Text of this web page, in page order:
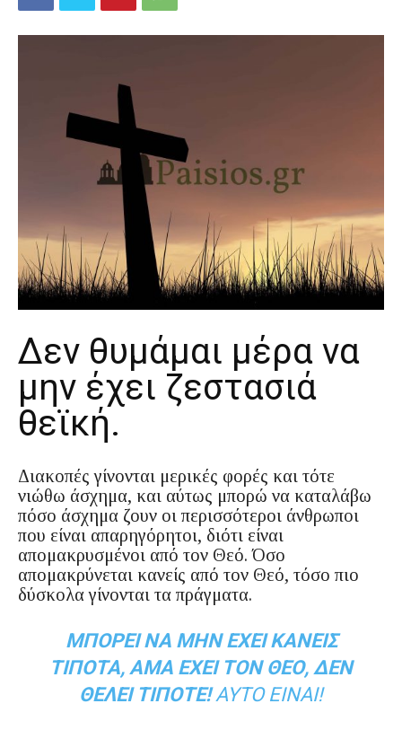
Δεν θυμάμαι μέρα να
μην έχει ζεστασιά
θεϊκή.
Διακοπές γίνονται μερικές φορές και τότε
νιώθω άσχημα, και αύτως μπορώ να καταλάβω
πόσο άσχημα ζουν οι περισσότεροι άνθρωποι
που είναι απαρηγόρητοι, διότι είναι
απομακρυσμένοι από τον Θεό. Όσο
απομακρύνεται κανείς από τον Θεό, τόσο πιο
δύσκολα γίνονται τα πράγματα.
ΜΠΟΡΕΊ ΝΑ ΜΗΝ ΈΧΕΙ ΚΑΝΕΊΣ
ΤΊΠΟΤΑ, ΆΜΑ ΈΧΕΙ ΤΟΝ ΘΕΌ, ΔΕΝ
ΘΈΛΕΙ ΤΊΠΟΤΕ! ΑΥΤΌ ΕΊΝΑΙ!